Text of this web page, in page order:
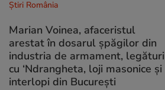
Știri România
Marian Voinea, afaceristul
arestat în dosarul șpăgilor din
industria de armament, legături
cu ‘Ndrangheta, loji masonice și
interlopi din București